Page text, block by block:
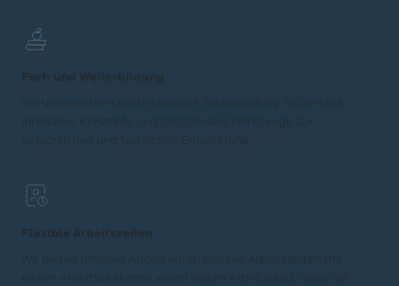
Fort- und Weiterbildung
Wir unterstützen kontinuierliche Weiterbildung, setzen auf
innovative Konzepte und zeitgemäße Werkzeuge zur
persönlichen und fachlichen Entwicklung.
Flexible Arbeitszeiten
Wir bieten unseren Angestellten flexible Arbeitszeiten mit
einem Arbeitszeitkonto, einen festen Arbeitsplatz sowie die